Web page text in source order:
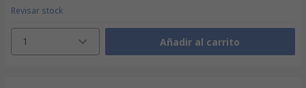
Revisar stock
1 Añadir al carrito